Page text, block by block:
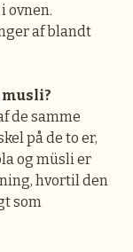
ovnen.
af blandt
de samme
på de to er,
og müsli er
hvortil den
som